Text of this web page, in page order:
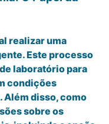
realizar uma
Este processo
laboratório para
condições
Além disso, como
sobre os